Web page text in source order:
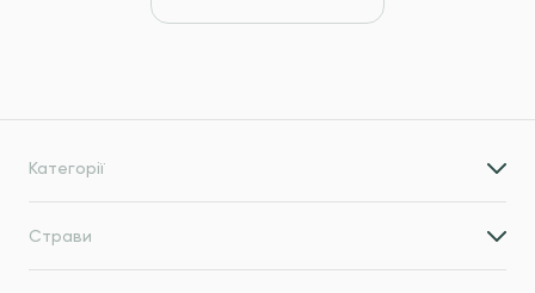
Категорії
Страви